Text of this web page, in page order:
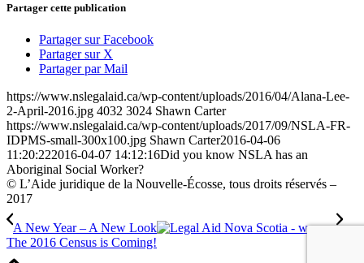
Partager cette publication
Partager sur Facebook
Partager sur X
Partager par Mail
https://www.nslegalaid.ca/wp-content/uploads/2016/04/Alana-Lee-
2-April-2016.jpg 4032 3024 Shawn Carter
https://www.nslegalaid.ca/wp-content/uploads/2017/09/NSLA-FR-
IDPMS-small-300x100.jpg Shawn Carter2016-04-06
11:20:222016-04-07 14:12:16Did you know NSLA has an
Aboriginal Social Worker?
© L’Aide juridique de la Nouvelle-Écosse, tous droits réservés –
2017
A New Year – A New Look
The 2016 Census is Coming!